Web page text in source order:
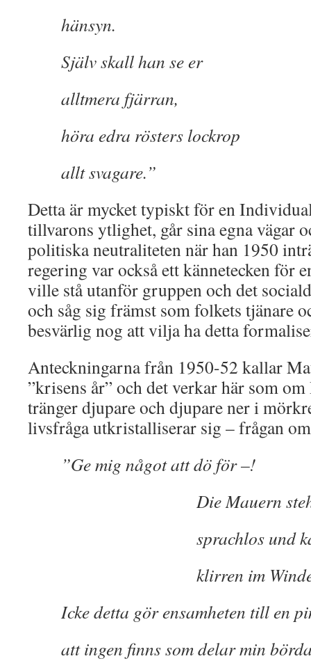
hänsyn.
Själv skall han se er
alltmera fjärran,
höra edra rösters lockrop
allt svagare.”
Detta är mycket typiskt för en
tillvarons ytlighet, går sina egna vägar
politiska neutraliteten när han 1950
regering var också ett kännetecken för
ville stå utanför gruppen och det
och såg sig främst som folkets tjänare
besvärlig nog att vilja ha detta
Anteckningarna från 1950-52 kallar
”krisens år” och det verkar här som
tränger djupare och djupare ner i
livsfråga utkristalliserar sig – frågan
”Ge mig något att dö för –!
Die Mauern
sprachlos und kalt,
klirren im
Icke detta gör ensamheten till en
att ingen finns som delar min